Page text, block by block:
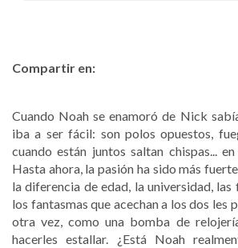
Compartir en:
Cuando Noah se enamoró de Nick
iba a ser fácil: son polos opuestos,
cuando están juntos saltan chispas...
Hasta ahora, la pasión ha sido más
la diferencia de edad, la universidad, las
los fantasmas que acechan a los dos les
otra vez, como una bomba de
hacerles estallar. ¿Está Noah